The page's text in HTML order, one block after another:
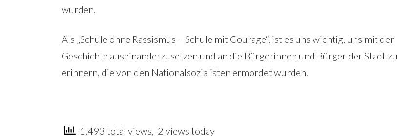
wurden.
Als „Schule ohne Rassismus – Schule mit Courage“, ist es uns wichtig, uns mit der
Geschichte auseinanderzusetzen und an die Bürgerinnen und Bürger der Stadt zu
erinnern, die von den Nationalsozialisten ermordet wurden.
1,493 total views, 2 views today